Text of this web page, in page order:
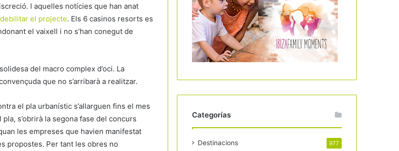
I aquelles notícies que han anat
el projecte. Els 6 casinos resorts es
el vaixell i no s’han conegut de
del macro complex d’oci. La
que no s’arribarà a realitzar.
el pla urbanístic s’allarguen fins el mes
s’obrirà la segona fase del concurs
les empreses que havien manifestat
propostes. Per tant les obres no
Categorías
Destinacions 977